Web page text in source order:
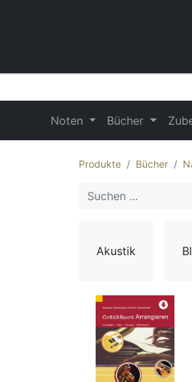
Noten Bücher
Produkte Bücher
Akustik